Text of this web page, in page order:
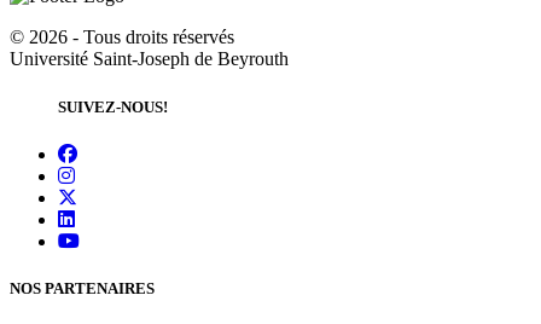
© 2026 - Tous droits réservés
Université Saint-Joseph de Beyrouth
SUIVEZ-NOUS!
NOS PARTENAIRES